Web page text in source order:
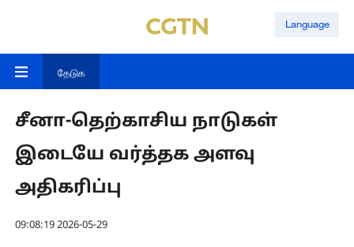
Language
தேடுக
சீனா-தெற்காசிய நாடுகள்
இடையே வர்த்தக அளவு
அதிகரிப்பு
09:08:19 2026-05-29